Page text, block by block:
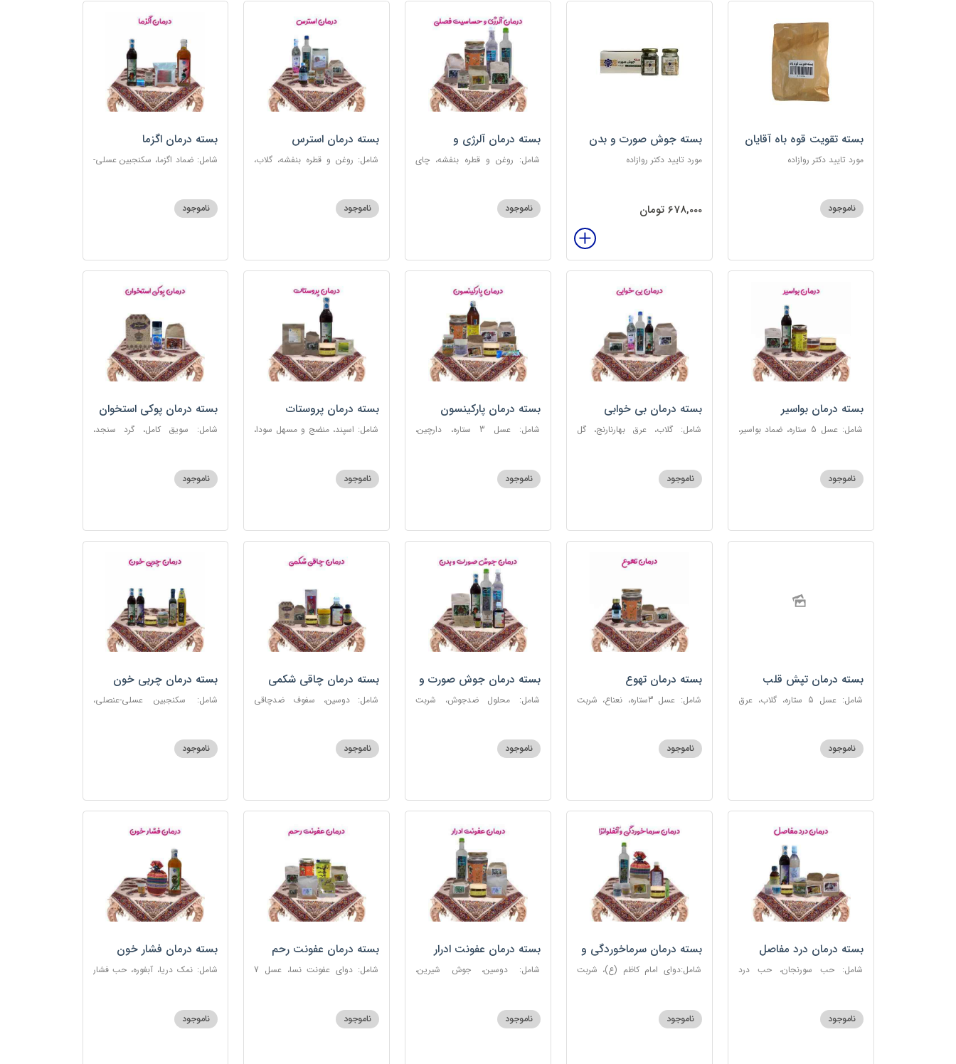
بسته تقویت قوه باه آقایان
مورد تایید دکتر روازاده
ناموجود
بسته جوش صورت و بدن
مورد تایید دکتر روازاده
678,000 تومان
بسته درمان آلرژی و
حساسیت فصلی
شامل: روغن و قطره بنفشه، چای
3 ستاره ناموجود
بسته درمان استرس
شامل: روغن و قطره بنفشه، گلاب،
گل، بهارنارنج، چای مبارک
ناموجود
بسته درمان اگزما
شامل: ضماد اگزما، سکنجبین عسلی-
110ناموجود
بسته درمان بواسیر
شامل: عسل 5 ستاره، ضماد بواسیر،
ناموجود
بسته درمان بی خوابی
شامل: گلاب، عرق بهارنارنج، گل
ناموجود
بسته درمان پارکینسون
شامل: عسل 3 ستاره، دارچین،
گل، حب تقویت حافظه
ناموجود
بسته درمان پروستات
شامل: اسپند، منضج و مسهل سودا،
ناموجود
بسته درمان پوکی استخوان
شامل: سویق کامل، گرد سنجد،
ناموجود
بسته درمان تپش قلب
شامل: عسل 5 ستاره، گلاب، عرق
ناموجود
بسته درمان تهوع
شامل: عسل 3ستاره، نعناع، شربت
ناموجود
بسته درمان جوش صورت و
بدن
شامل: محلول ضدجوش، شربت
خاکشیر، صابون شغاری قهوه ای،
روغن و قطره بنفشه
ناموجود
بسته درمان چاقی شکمی
شامل: دوسین، سفوف ضدچاقی
ناموجود
بسته درمان چربی خون
شامل: سکنجبین عسلی-عنصلی،
ناموجود
بسته درمان درد مفاصل
شامل: حب سورنجان، حب درد
دوغ شتر، روغن گرم کد123
ناموجود
بسته درمان سرماخوردگی و
آنفلوانزا
شامل:دوای امام کاظم (ع)، شربت
دریاناموجود
بسته درمان عفونت ادرار
شامل: دوسین، جوش شیرین،
ناموجود
بسته درمان عفونت رحم
شامل: دوای عفونت نسا، عسل 7
اعلاناموجود
بسته درمان فشار خون
شامل: نمک دریا، آبغوره، حب فشار
ناموجود